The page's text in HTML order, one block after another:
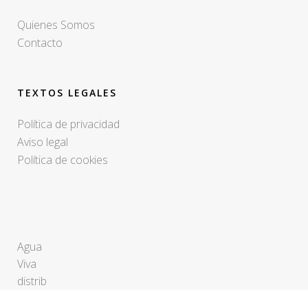
Quienes Somos
Contacto
TEXTOS LEGALES
Política de privacidad
Aviso legal
Política de cookies
Agua
Viva
distrib